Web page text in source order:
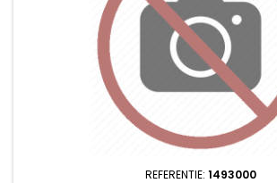
REFERENTIE: 1493000